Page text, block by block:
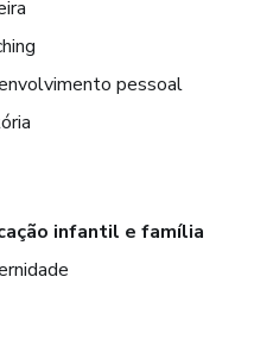
pessoal
infantil e família